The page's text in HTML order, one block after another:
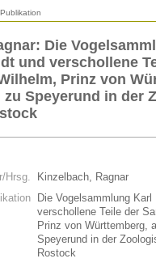
Die
und verschollene
Prinz von
zu Speyerund in der
Hrsg.
Kinzelbach, Ragnar
Die Vogelsammlung
verschollene Teile der
Prinz von Württemberg,
Speyerund in der
Rostock